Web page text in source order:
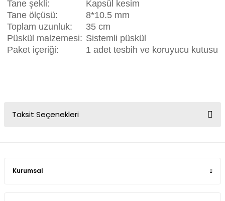
Tane şekli:
Kapsül kesim
Tane ölçüsü:
8*10.5 mm
Toplam uzunluk:
35 cm
Püskül malzemesi: Sistemli püskül
Paket içeriği:
1 adet tesbih ve koruyucu kutusu
Taksit Seçenekleri
Kurumsal